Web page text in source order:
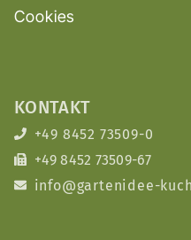
Cookies
KONTAKT
+49 8452 73509-0
+49 8452 73509-67
info@gartenidee-